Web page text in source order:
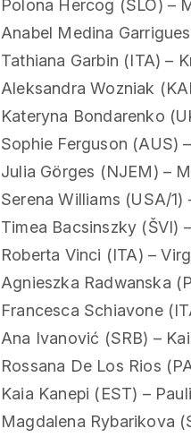
Polona Hercog (SLO) –
Anabel Medina
Tathiana Garbin (ITA) –
Aleksandra Wozniak
Kateryna Bondarenko
Sophie Ferguson (AUS)
Julia Görges (NJEM) –
Serena Williams (USA/
Timea Bacsinszky (ŠVI)
Roberta Vinci (ITA) –
Agnieszka Radwanska
Francesca Schiavone
Ana Ivanović (SRB) –
Rossana De Los Rios
Kaia Kanepi (EST) –
Magdalena Rybarikova